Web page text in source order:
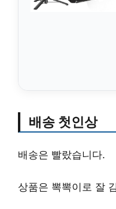
배송 첫인상
배송은 빨랐습니다.
상품은 뽁뽁이로 잘